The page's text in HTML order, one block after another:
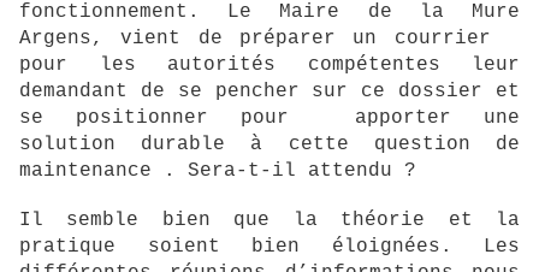
fonctionnement. Le Maire de la Mure
Argens, vient de préparer un courrier
pour les autorités compétentes leur
demandant de se pencher sur ce dossier et
se positionner pour apporter une
solution durable à cette question de
maintenance . Sera-t-il attendu ?
Il semble bien que la théorie et la
pratique soient bien éloignées. Les